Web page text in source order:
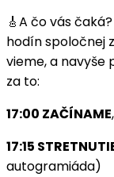
🎸A čo vás
hodín spoločnej
vieme, a navyše
za to:
17:00 ZAČÍNAME
17:15
autogramiáda)